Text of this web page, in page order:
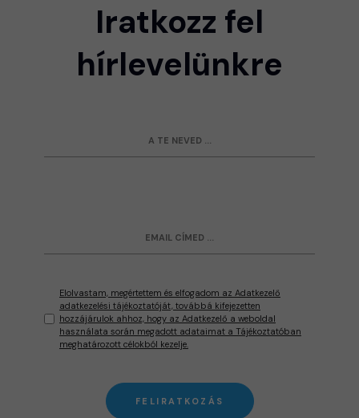
Iratkozz fel
hírlevelünkre
Elolvastam, megértettem és elfogadom az Adatkezelő
adatkezelési tájékoztatóját, továbbá kifejezetten
hozzájárulok ahhoz, hogy az Adatkezelő a weboldal
használata során megadott adataimat a Tájékoztatóban
meghatározott célokból kezelje.
FELIRATKOZÁS